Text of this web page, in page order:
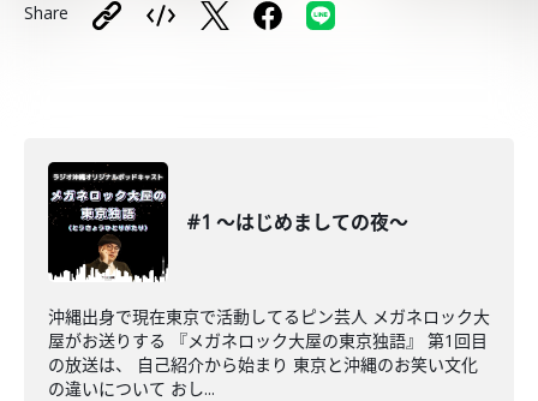
Share
#1 〜はじめましての夜〜
沖縄出身で現在東京で活動してるピン芸人 メガネロック大
屋がお送りする 『メガネロック大屋の東京独語』 第1回目
の放送は、 自己紹介から始まり 東京と沖縄のお笑い文化
の違いについて おし...